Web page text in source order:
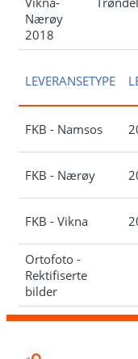
Nærøy
2018
LEVERANSETYPE
FKB - Namsos
FKB - Nærøy
FKB - Vikna
Ortofoto -
Rektifiserte
bilder